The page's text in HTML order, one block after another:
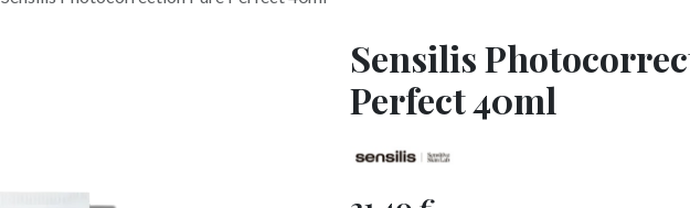
Sensilis
Perfect 40ml